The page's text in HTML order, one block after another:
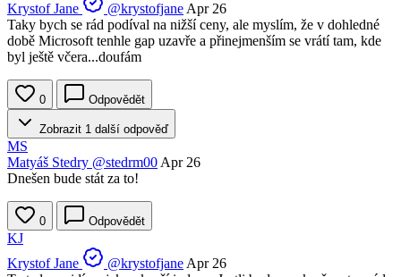
Krystof Jane
@krystofjane Apr 26
Taky bych se rád podíval na nižší ceny, ale myslím, že v dohledné
době Microsoft tenhle gap uzavře a přinejmenším se vrátí tam, kde
byl ještě včera...doufám
0 Odpovědět
Zobrazit 1 další odpověď
MS
Matyáš Stedry @stedrm00 Apr 26
Dnešen bude stát za to!
0 Odpovědět
KJ
Krystof Jane
@krystofjane Apr 26